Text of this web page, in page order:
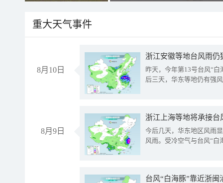
重大天气事件
8月10日
浙江安徽等地台风雨
昨天，今年第13号台风“
后三天，华东等地仍有强
8月9日
浙江上海等地将承接台
今后几天，华东地区风雨
风雨。受冷空气与台风“白
台风“白海豚”靠近浙